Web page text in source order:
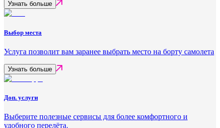
Узнать больше
Выбор места
Услуга позволит вам заранее выбрать место на борту самолета
Узнать больше
Доп. услуги
Выберите полезные сервисы для более комфортного и
удобного перелёта.